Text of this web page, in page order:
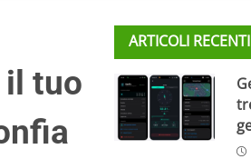
il tuo
ARTICOLI RECENTI